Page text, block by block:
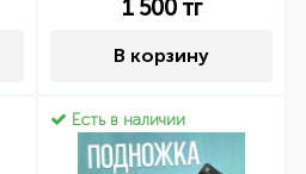
1 500тг
В корзину
Есть в наличии